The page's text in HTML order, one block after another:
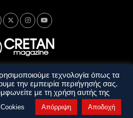
Απορρήτου
Όροι Χρήσης
και Προϋποθέσεις
τεχνολογία όπως τα
την εμπειρία περιήγησής σας.
με τη χρήση αυτής της
Cookies Απόρριψη Αποδοχή